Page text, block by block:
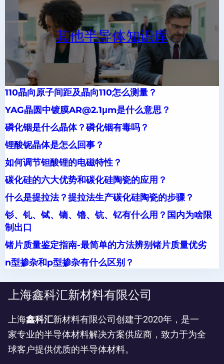
其他半导体知识库
110晶向原子间距及晶向110怎么测量？
YAG晶圆中镀膜AR@2.1μm是什么意思？
磷化铟是什么晶体？磷化铟有毒吗？
锂酸铌晶体是怎么回事？
如何调节钽酸锂的电磁特性？
碳化硅的六大优势和碳化硅陶瓷的应用？
什么是提拉法？提拉法生产碳化硅陶瓷的步骤？
钐、钆、铽、镝、镥、钪、钇有什么用？国内为啥限
制出口
锗片质量鉴定指南-最简单的方法辨别锗片质量优劣
n型掺杂和p型掺杂有什么区别？
上海鑫科汇新材料有限公司
上海鑫科汇新材料有限公司创建于2020年，是一
家专业的半导体材料解决方案供应商，致力于为全
球客户提供优质的半导体材料。